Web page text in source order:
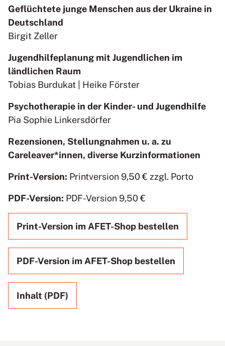
Geflüchtete junge Menschen aus der Ukraine in
Deutschland
Birgit Zeller
Jugendhilfeplanung mit Jugendlichen im
ländlichen Raum
Tobias Burdukat | Heike Förster
Psychotherapie in der Kinder- und Jugendhilfe
Pia Sophie Linkersdörfer
Rezensionen, Stellungnahmen u. a. zu
Careleaver*innen, diverse Kurzinformationen
Print-Version: Printversion 9,50 € zzgl. Porto
PDF-Version: PDF-Version 9,50 €
Print-Version im AFET-Shop bestellen
PDF-Version im AFET-Shop bestellen
Inhalt (PDF)